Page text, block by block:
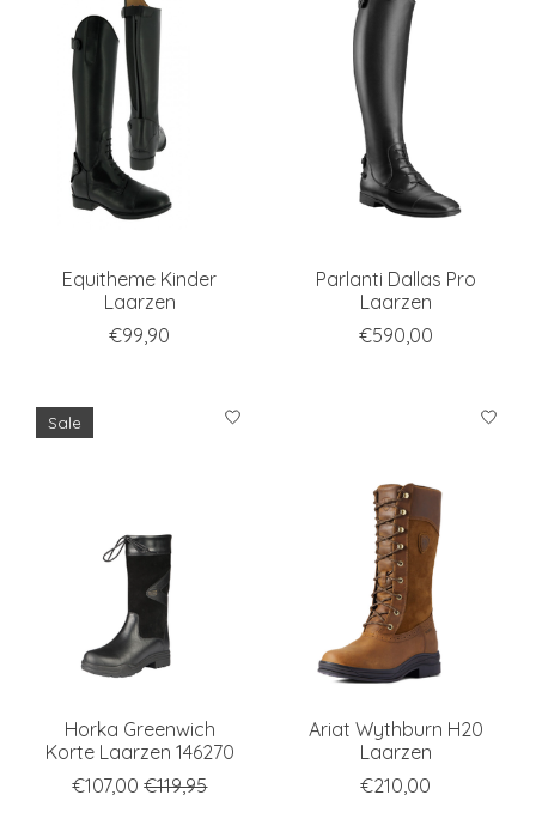
Equitheme Kinder
Laarzen
€99,90
Parlanti Dallas Pro
Laarzen
€590,00
Sale
Horka Greenwich
Korte Laarzen 146270
€107,00 €119,95
Ariat Wythburn H20
Laarzen
€210,00